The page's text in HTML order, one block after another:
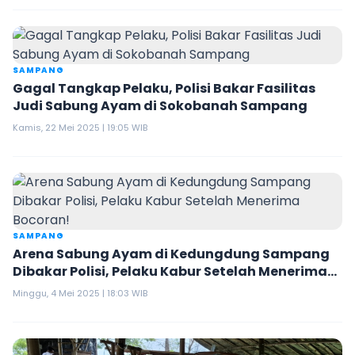
SAMPANG
Gagal Tangkap Pelaku, Polisi Bakar Fasilitas
Judi Sabung Ayam di Sokobanah Sampang
Kamis, 22 Mei 2025 | 19:05 WIB
SAMPANG
Arena Sabung Ayam di Kedungdung Sampang
Dibakar Polisi, Pelaku Kabur Setelah Menerima
Bocoran!
Minggu, 4 Mei 2025 | 18:03 WIB